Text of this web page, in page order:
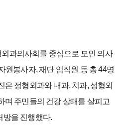
과의사회를 중심으로 모인 의사
원봉사자, 재단 임직원 등 총 44명
은 정형외과와 내과, 치과, 성형외
며 주민들의 건강 상태를 살피고
방을 진행했다.